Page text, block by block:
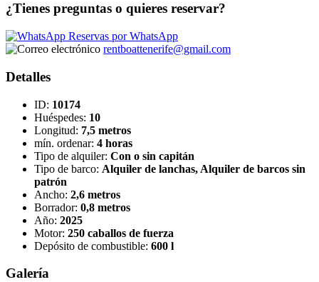
¿Tienes preguntas o quieres reservar?
Reservas por WhatsApp
rentboattenerife@gmail.com
Detalles
ID: 10174
Huéspedes: 10
Longitud: 7,5 metros
mín. ordenar: 4 horas
Tipo de alquiler: Con o sin capitán
Tipo de barco: Alquiler de lanchas, Alquiler de barcos sin
patrón
Ancho: 2,6 metros
Borrador: 0,8 metros
Año: 2025
Motor: 250 caballos de fuerza
Depósito de combustible: 600 l
Galería